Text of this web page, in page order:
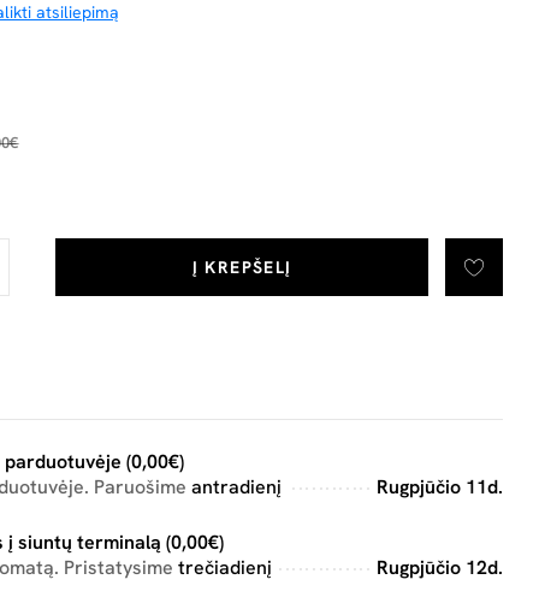
atsiliepimą
Į KREPŠELĮ
(0,00€)
Paruošime antradienį Rugpjūčio 11d.
į siuntų terminalą (0,00€)
Pristatysime trečiadienį Rugpjūčio 12d.